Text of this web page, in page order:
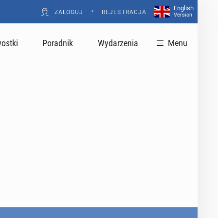
ZALOGUJ • REJESTRACJA
English
Version
Poradnik Wydarzenia Menu